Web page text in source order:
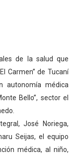
la atención
OAN para la
LAGO
de
de la salud que
Carmen” de Tucaní
autonomía médica
Bello”, sector el
José Noriega,
Seijas, el equipo
médica, al niño,